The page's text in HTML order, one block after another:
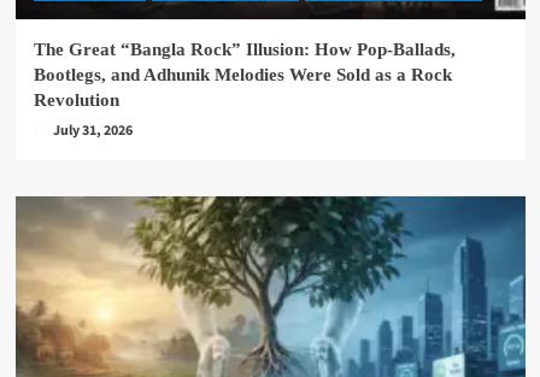
The Great “Bangla Rock” Illusion: How Pop-Ballads,
Bootlegs, and Adhunik Melodies Were Sold as a Rock
Revolution
July 31, 2026